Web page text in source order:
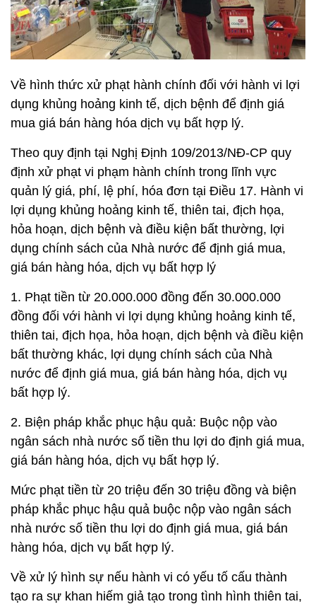
Về hình thức xử phạt hành chính đối với hành vi lợi
dụng khủng hoảng kinh tế, dịch bệnh để định giá
mua giá bán hàng hóa dịch vụ bất hợp lý.
Theo quy định tại Nghị Định 109/2013/NĐ-CP quy
định xử phạt vi phạm hành chính trong lĩnh vực
quản lý giá, phí, lệ phí, hóa đơn tại Điều 17. Hành vi
lợi dụng khủng hoảng kinh tế, thiên tai, địch họa,
hỏa hoạn, dịch bệnh và điều kiện bất thường, lợi
dụng chính sách của Nhà nước để định giá mua,
giá bán hàng hóa, dịch vụ bất hợp lý
1. Phạt tiền từ 20.000.000 đồng đến 30.000.000
đồng đối với hành vi lợi dụng khủng hoảng kinh tế,
thiên tai, địch họa, hỏa hoạn, dịch bệnh và điều kiện
bất thường khác, lợi dụng chính sách của Nhà
nước để định giá mua, giá bán hàng hóa, dịch vụ
bất hợp lý.
2. Biện pháp khắc phục hậu quả: Buộc nộp vào
ngân sách nhà nước số tiền thu lợi do định giá mua,
giá bán hàng hóa, dịch vụ bất hợp lý.
Mức phạt tiền từ 20 triệu đến 30 triệu đồng và biện
pháp khắc phục hậu quả buộc nộp vào ngân sách
nhà nước số tiền thu lợi do định giá mua, giá bán
hàng hóa, dịch vụ bất hợp lý.
Về xử lý hình sự nếu hành vi có yếu tố cấu thành
tạo ra sự khan hiếm giả tạo trong tình hình thiên tai,